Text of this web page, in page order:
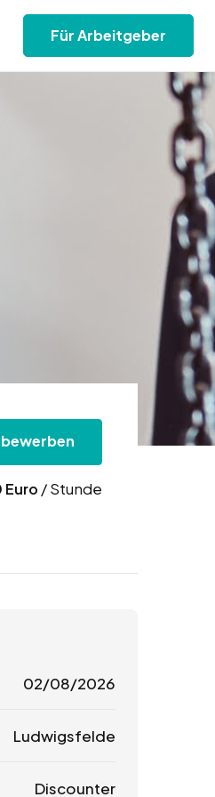
Für Arbeitgeber
Euro / Stunde
02/08/2026
Ludwigsfelde
Discounter